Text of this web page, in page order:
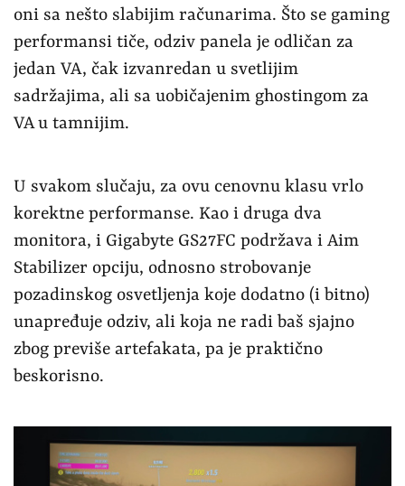
oni sa nešto slabijim računarima. Što se gaming
performansi tiče, odziv panela je odličan za
jedan VA, čak izvanredan u svetlijim
sadržajima, ali sa uobičajenim ghostingom za
VA u tamnijim.
U svakom slučaju, za ovu cenovnu klasu vrlo
korektne performanse. Kao i druga dva
monitora, i Gigabyte GS27FC podržava i Aim
Stabilizer opciju, odnosno strobovanje
pozadinskog osvetljenja koje dodatno (i bitno)
unapređuje odziv, ali koja ne radi baš sjajno
zbog previše artefakata, pa je praktično
beskorisno.